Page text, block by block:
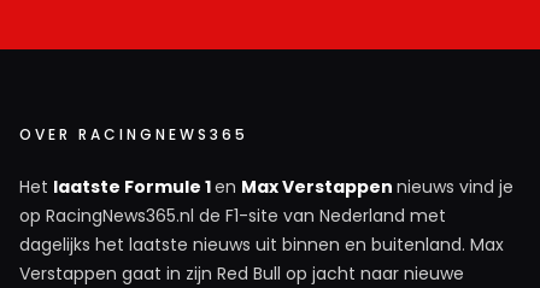
OVER RACINGNEWS365
Het laatste Formule 1en Max Verstappen nieuws vind je
op RacingNews365.nl de F1-site van Nederland met
dagelijks het laatste nieuws uit binnen en buitenland. Max
Verstappen gaat in zijn Red Bull op jacht naar nieuwe